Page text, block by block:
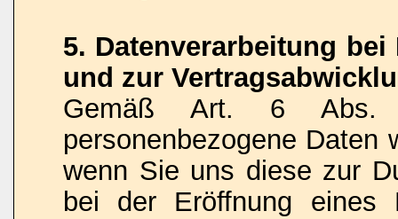
5. Datenverarbeitung
und zur
Gemäß Art. 6
personenbezogene Daten
wenn Sie uns diese zur
bei der Eröffnung eines